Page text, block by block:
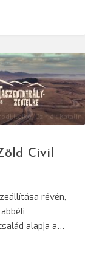
Ildikó, Czirjék Katalin
Civil
révén,
alapja a…